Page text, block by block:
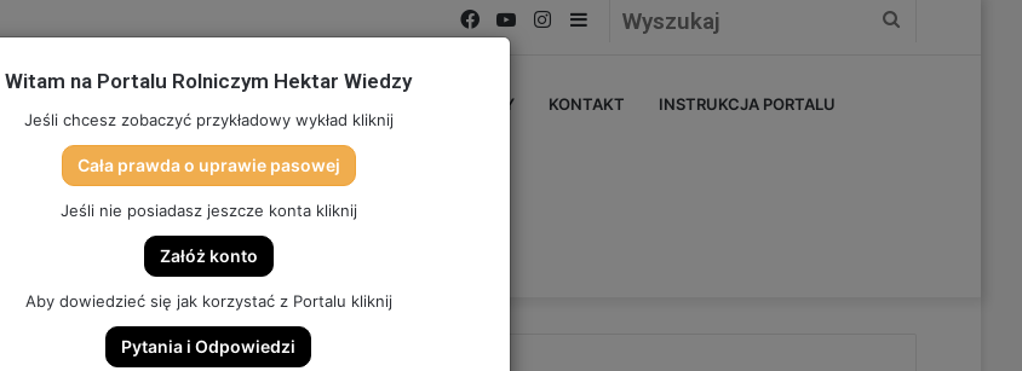
Wyszukaj
Sidebar
Instagram
YouTube
Facebook
PARTNERZY KONTAKT INSTRUKCJA PORTALU
SKLEP (DOSTĘP, GADŻETY, SZKOLENIA) HEKTAR SYSTEM
Witam na Portalu Rolniczym Hektar Wiedzy
Jeśli chcesz zobaczyć przykładowy wykład kliknij
Cała prawda o uprawie pasowej
Jeśli nie posiadasz jeszcze konta kliknij
Załóż konto
Aby dowiedzieć się jak korzystać z Portalu kliknij
Pytania i Odpowiedzi